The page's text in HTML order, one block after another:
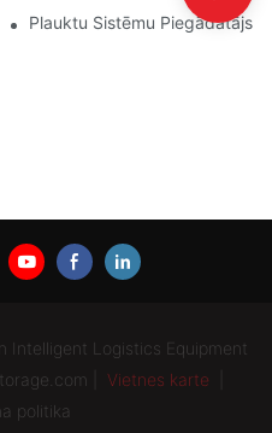
Kam Pievērst Uzmanību
Plauktu Sistēmu Piegādātājs:
Logistics Equipment
|
Vietnes karte
politika